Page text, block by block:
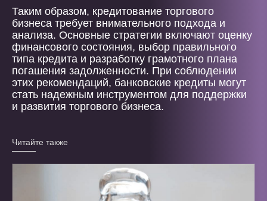
Таким образом, кредитование торгового
бизнеса требует внимательного подхода и
анализа. Основные стратегии включают оценку
финансового состояния, выбор правильного
типа кредита и разработку грамотного плана
погашения задолженности. При соблюдении
этих рекомендаций, банковские кредиты могут
стать надежным инструментом для поддержки
и развития торгового бизнеса.
Читайте также